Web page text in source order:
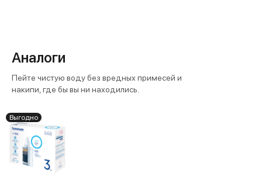
Аналоги
Пейте чистую воду без вредных примесей и
накипи, где бы вы ни находились.
Выгодно